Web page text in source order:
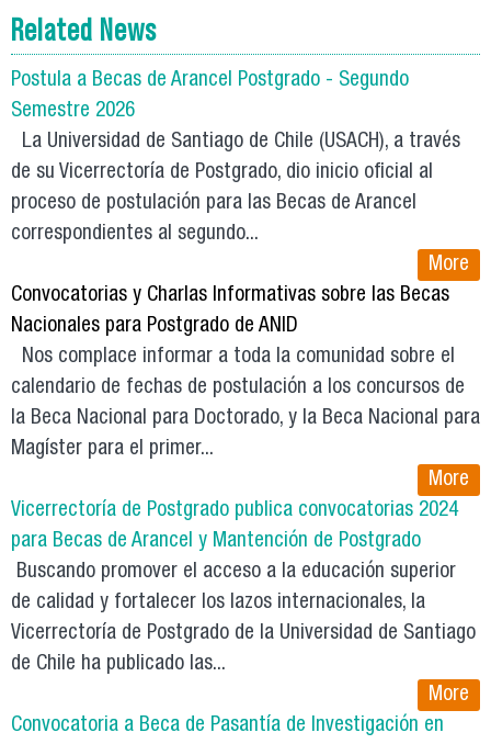
Related News
Postula a Becas de Arancel Postgrado - Segundo
Semestre 2026
La Universidad de Santiago de Chile (USACH), a través
de su Vicerrectoría de Postgrado, dio inicio oficial al
proceso de postulación para las Becas de Arancel
correspondientes al segundo...
More
Convocatorias y Charlas Informativas sobre las Becas
Nacionales para Postgrado de ANID
Nos complace informar a toda la comunidad sobre el
calendario de fechas de postulación a los concursos de
la Beca Nacional para Doctorado, y la Beca Nacional para
Magíster para el primer...
More
Vicerrectoría de Postgrado publica convocatorias 2024
para Becas de Arancel y Mantención de Postgrado
Buscando promover el acceso a la educación superior
de calidad y fortalecer los lazos internacionales, la
Vicerrectoría de Postgrado de la Universidad de Santiago
de Chile ha publicado las...
More
Convocatoria a Beca de Pasantía de Investigación en